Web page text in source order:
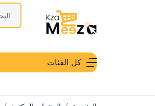
كل الفئات